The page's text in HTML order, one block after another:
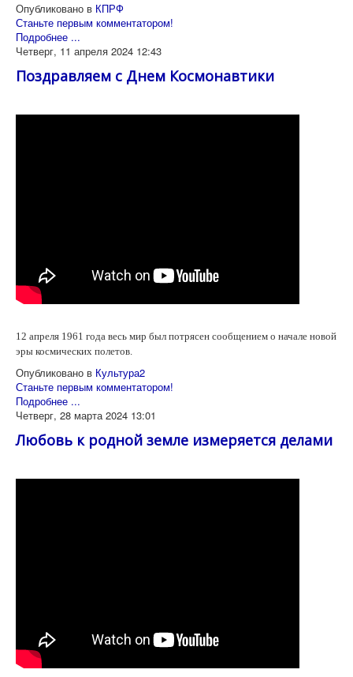
Опубликовано в КПРФ
Станьте первым комментатором!
Подробнее ...
Четверг, 11 апреля 2024 12:43
Поздравляем с Днем Космонавтики
12 апреля 1961 года весь мир был потрясен сообщением о начале новой
эры космических полетов.
Опубликовано в Культура2
Станьте первым комментатором!
Подробнее ...
Четверг, 28 марта 2024 13:01
Любовь к родной земле измеряется делами